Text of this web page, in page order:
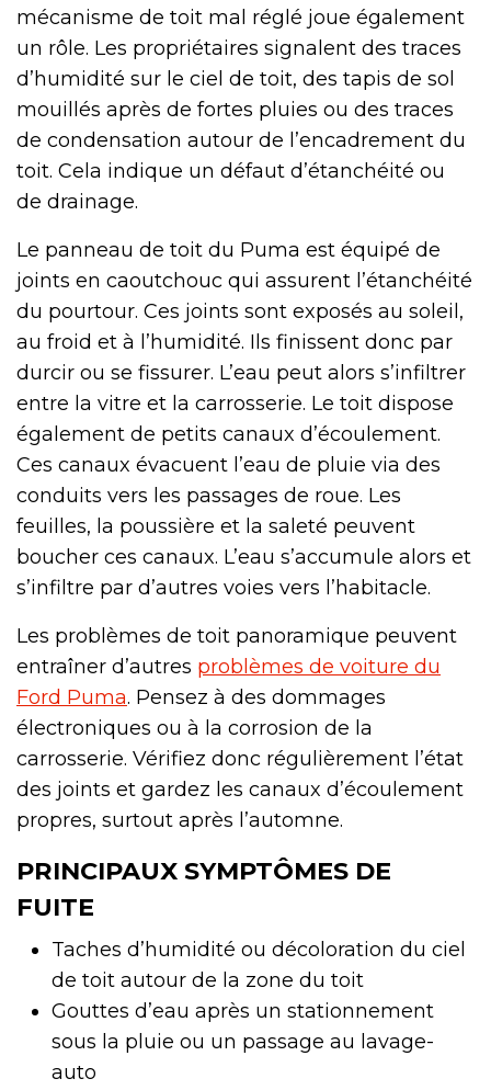
mécanisme de toit mal réglé joue également
un rôle. Les propriétaires signalent des traces
d’humidité sur le ciel de toit, des tapis de sol
mouillés après de fortes pluies ou des traces
de condensation autour de l’encadrement du
toit. Cela indique un défaut d’étanchéité ou
de drainage.
Le panneau de toit du Puma est équipé de
joints en caoutchouc qui assurent l’étanchéité
du pourtour. Ces joints sont exposés au soleil,
au froid et à l’humidité. Ils finissent donc par
durcir ou se fissurer. L’eau peut alors s’infiltrer
entre la vitre et la carrosserie. Le toit dispose
également de petits canaux d’écoulement.
Ces canaux évacuent l’eau de pluie via des
conduits vers les passages de roue. Les
feuilles, la poussière et la saleté peuvent
boucher ces canaux. L’eau s’accumule alors et
s’infiltre par d’autres voies vers l’habitacle.
Les problèmes de toit panoramique peuvent
entraîner d’autres problèmes de voiture du
Ford Puma. Pensez à des dommages
électroniques ou à la corrosion de la
carrosserie. Vérifiez donc régulièrement l’état
des joints et gardez les canaux d’écoulement
propres, surtout après l’automne.
PRINCIPAUX SYMPTÔMES DE
FUITE
Taches d’humidité ou décoloration du ciel
de toit autour de la zone du toit
Gouttes d’eau après un stationnement
sous la pluie ou un passage au lavage-
auto